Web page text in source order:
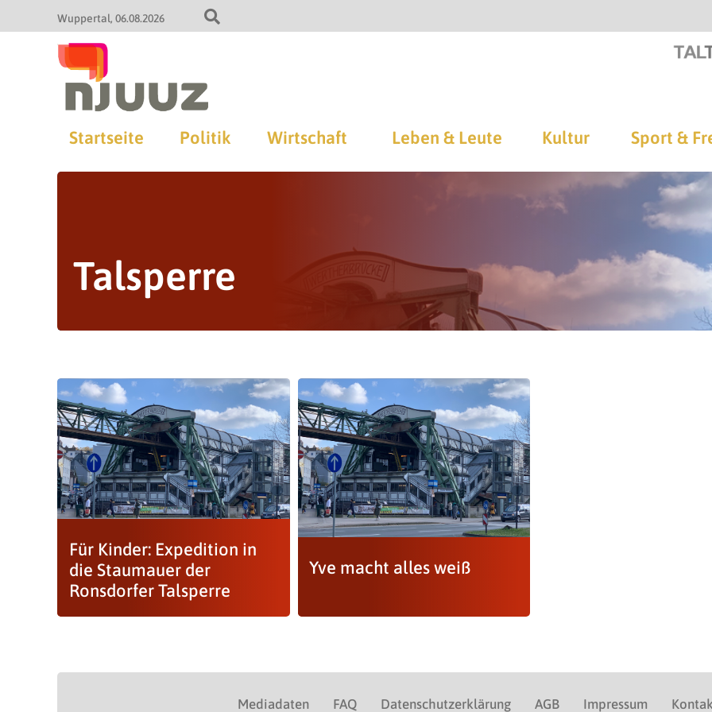
Wuppertal 06.08.2026
Startseite Politik Wirtschaft Leben & Leute Kultur Sport &
Talsperre
Für Kinder: Expedition in
die Staumauer der
Ronsdorfer Talsperre
Yve macht alles weiß
Mediadaten FAQ Datenschutzerklärung AGB Impressum